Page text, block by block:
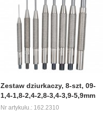
Zestaw dziurkaczy, 8-szt, 09-
1,4-1,8-2,4-2,8-3,4-3,9-5,9mm
Nr artykułu.: 162.2310